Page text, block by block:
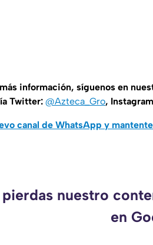
información, síguenos en
Twitter: @Azteca_Gro,
canal de WhatsApp y
pierdas nuestro
en